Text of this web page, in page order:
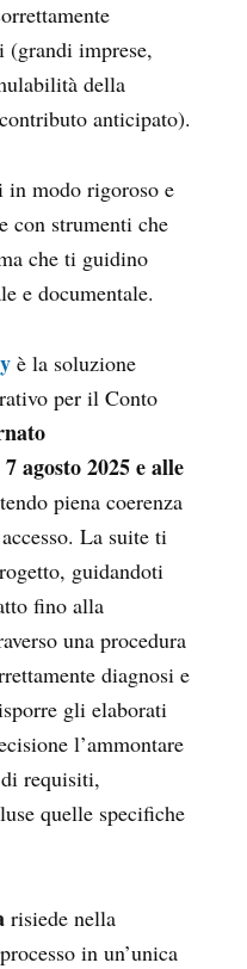
(grandi imprese,
della
anticipato).
in modo rigoroso e
con strumenti che
che ti guidino
e documentale.
è la soluzione
per il Conto
agosto 2025 e alle
piena coerenza
La suite ti
guidandoti
fino alla
una procedura
diagnosi e
gli elaborati
l’ammontare
requisiti,
quelle specifiche
risiede nella
in un’unica